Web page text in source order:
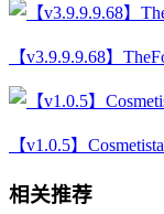
【v3.9.9.9.68】
【v1.0.5】
相关推荐